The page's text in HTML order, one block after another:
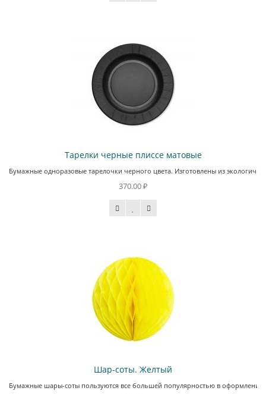
Тарелки черные плиссе матовые
Бумажные одноразовые тарелочки черного цвета. Изготовлены из
370.00 ₽
Шар-соты. Желтый
Бумажные шары-соты пользуются все большей популярностью в оформлении